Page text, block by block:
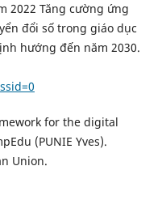
2022 Tăng cường ứng
đổi số trong giáo dục
hướng đến năm 2030.
for the digital
(PUNIE Yves).
Union.